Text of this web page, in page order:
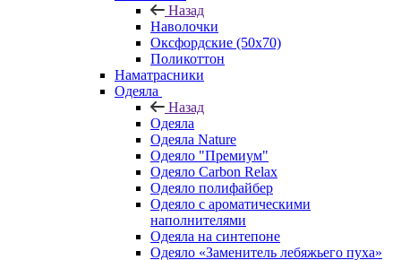
Назад
Наволочки
Оксфордские (50х70)
Поликоттон
Наматрасники
Одеяла
Назад
Одеяла
Одеяла Nature
Одеяло "Премиум"
Одеяло Carbon Relax
Одеяло полифайбер
Одеяло с ароматическими
наполнителями
Одеяла на синтепоне
Одеяло «Заменитель лебяжьего пуха»